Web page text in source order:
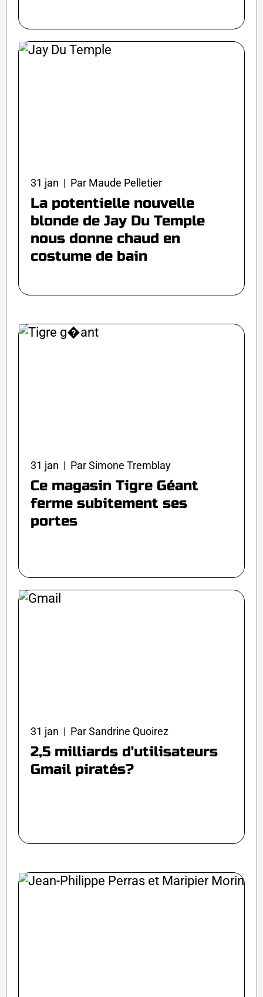
31 jan | Par Maude Pelletier
La potentielle nouvelle
blonde de Jay Du Temple
nous donne chaud en
costume de bain
31 jan | Par Simone Tremblay
Ce magasin Tigre Géant
ferme subitement ses
portes
31 jan | Par Sandrine Quoirez
2,5 milliards d'utilisateurs
Gmail piratés?